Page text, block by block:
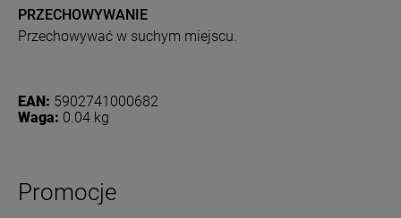
PRZECHOWYWANIE
Przechowywać w suchym miejscu.
EAN: 5902741000682
Waga: 0.04 kg
Promocje